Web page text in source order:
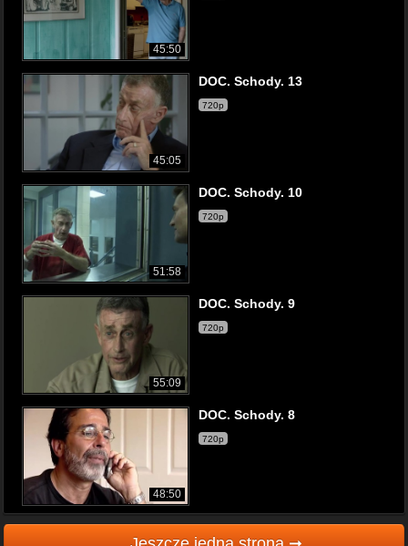
45:50
45:05
DOC. Schody. 13
720p
51:58
DOC. Schody. 10
720p
55:09
DOC. Schody. 9
720p
48:50
DOC. Schody. 8
720p